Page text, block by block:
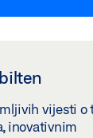
vijesti o
inovativnim